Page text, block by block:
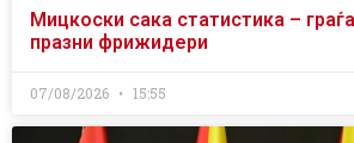
Мицкоски сака статистика –
празни фрижидери
07/08/2026 15:55